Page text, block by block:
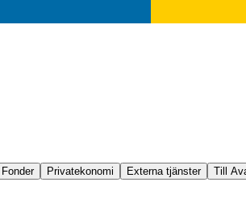
Fonder Privatekonomi Externa tjänster
Till